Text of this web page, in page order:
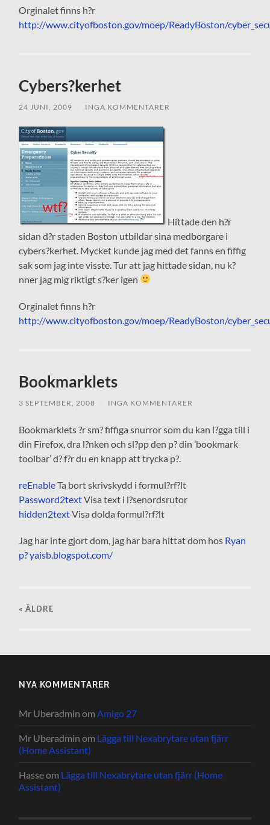
Orginalet finns h?r
http://www.cityofboston.gov/moep/ReadyBoston/
Cybers?kerhet
24 JUNI, 2009 INGA KOMMENTARER
Hittade den h?r
sidan d?r staden Boston utbildar sina medborgare i
cybers?kerhet. Mycket kunde jag med det fanns en fiffig
sak som jag inte visste. Tur att jag hittade sidan, nu k?
nner jag mig riktigt s?ker igen
Orginalet finns h?r
http://www.cityofboston.gov/moep/ReadyBoston/
Bookmarklets
3 SEPTEMBER, 2008 INGA KOMMENTARER
Bookmarklets ?r sm? fiffiga snurror som du kan l?gga till i
din Firefox, dra l?nken och sl?pp den p? din ’bookmark
toolbar’ d? f?r du en knapp att trycka p?.
reEnableTa bort skrivskydd i formul?rf?lt
Password2textVisa text i l?senordsrutor
hidden2textVisa dolda formul?rf?lt
Jag har inte gjort dom, jag har bara hittat dom hos Ryan
p? yaisb.blogspot.com/
« ÄLDRE
NYA KOMMENTARER
Mr Uberadmin om Amigo 27
Mr Uberadmin om Lägga till Nexabrytare utan fjärr
(Home Assistant)
Hasseom Lägga till Nexabrytare utan fjärr (Home
Assistant)